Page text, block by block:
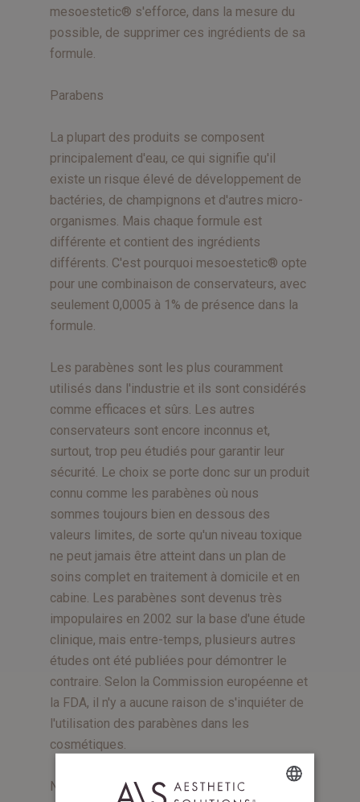
mesoestetic® s'efforce, dans la mesure du
possible, de supprimer ces ingrédients de sa
formule.
Parabens
La plupart des produits se composent
principalement d'eau, ce qui signifie qu'il
existe un risque élevé de développement de
bactéries, de champignons et d'autres micro-
organismes. Mais chaque formule est
différente et contient des ingrédients
différents. C'est pourquoi mesoestetic® opte
pour une combinaison de conservateurs, avec
seulement 0,0005 à 1% de présence dans la
formule.
Les parabènes sont les plus couramment
utilisés dans l'industrie et ils sont considérés
comme efficaces et sûrs. Les autres
conservateurs sont encore inconnus et,
surtout, trop peu étudiés pour garantir leur
sécurité. Le choix se porte donc sur un produit
connu comme les parabènes où nous
sommes toujours bien en dessous des
valeurs limites, de sorte qu'un niveau toxique
ne peut jamais être atteint dans un plan de
soins complet en traitement à domicile et en
cabine. Les parabènes sont devenus très
impopulaires en 2002 sur la base d'une étude
clinique, mais entre-temps, plusieurs autres
études ont été publiées pour démontrer le
contraire. Selon la Commission européenne et
la FDA, il n'y a aucune raison de s'inquiéter de
l'utilisation des parabènes dans les
cosmétiques.
Néanmoins, en raison de l'idée subjective